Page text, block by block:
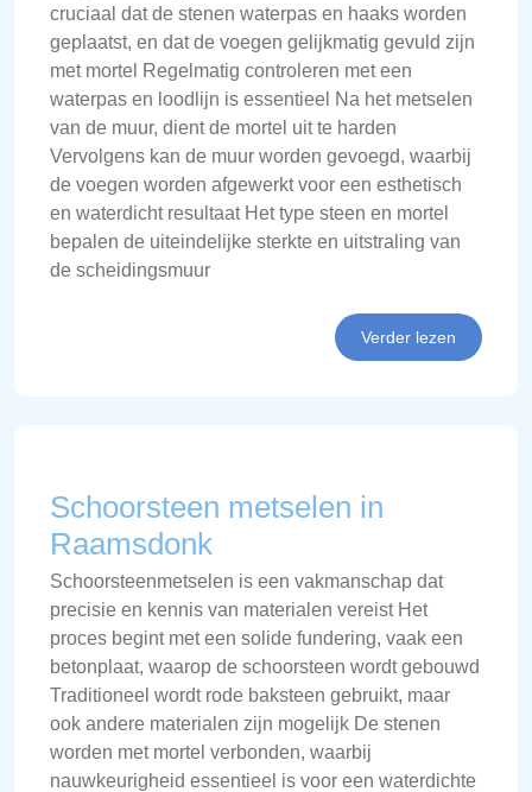
cruciaal dat de stenen waterpas en haaks worden
geplaatst, en dat de voegen gelijkmatig gevuld zijn
met mortel Regelmatig controleren met een
waterpas en loodlijn is essentieel Na het metselen
van de muur, dient de mortel uit te harden
Vervolgens kan de muur worden gevoegd, waarbij
de voegen worden afgewerkt voor een esthetisch
en waterdicht resultaat Het type steen en mortel
bepalen de uiteindelijke sterkte en uitstraling van
de scheidingsmuur
Verder lezen
Schoorsteen metselen in
Raamsdonk
Schoorsteenmetselen is een vakmanschap dat
precisie en kennis van materialen vereist Het
proces begint met een solide fundering, vaak een
betonplaat, waarop de schoorsteen wordt gebouwd
Traditioneel wordt rode baksteen gebruikt, maar
ook andere materialen zijn mogelijk De stenen
worden met mortel verbonden, waarbij
nauwkeurigheid essentieel is voor een waterdichte